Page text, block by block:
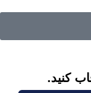
کنید.